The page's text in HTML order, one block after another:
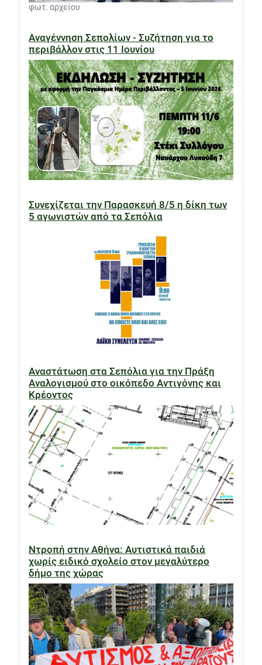
φωτ. αρχείου
Αναγέννηση Σεπολίων - Συζήτηση για το
περιβάλλον στις 11 Ιουνίου
Συνεχίζεται την Παρασκευή 8/5 η δίκη των
5 αγωνιστών από τα Σεπόλια
Αναστάτωση στα Σεπόλια για την Πράξη
Αναλογισμού στο οικόπεδο Αντιγόνης και
Κρέοντος
Ντροπή στην Αθήνα: Αυτιστικά παιδιά
χωρίς ειδικό σχολείο στον μεγαλύτερο
δήμο της χώρας